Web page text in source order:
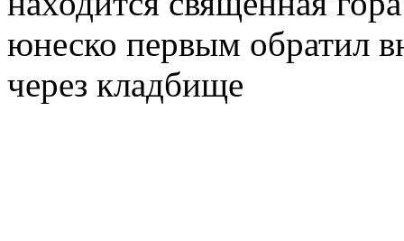
юнеско первым обратил
через кладбище